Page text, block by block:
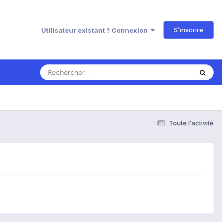
Utilisateur existant ? Connexion S’inscrire
Toute l’activité